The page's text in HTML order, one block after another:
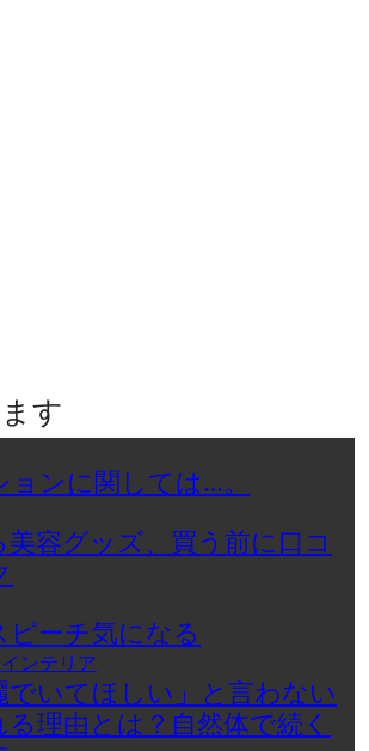
す
ンに関しては…。
容グッズ、買う前に口コ
ーチ気になる
ンテリア
でいてほしい」と言わない
理由とは？自然体で続く